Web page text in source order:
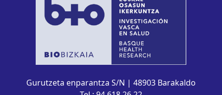
Gurutzeta enparantza S/N | 48903 Barakaldo